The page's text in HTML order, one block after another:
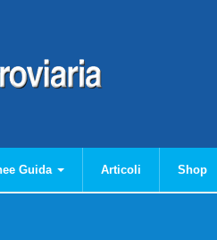
Guida Articoli Shop